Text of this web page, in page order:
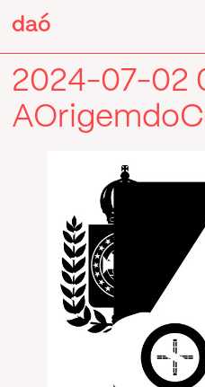
para
conteúdo
daó
daó
2024-07-02